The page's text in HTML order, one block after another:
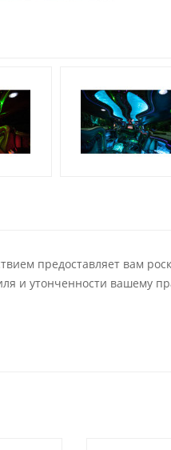
предоставляет вам
и утонченности вашему